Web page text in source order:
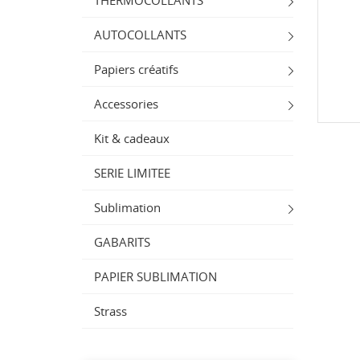
AUTOCOLLANTS
Papiers créatifs
Accessories
Kit & cadeaux
SERIE LIMITEE
Sublimation
GABARITS
PAPIER SUBLIMATION
Strass